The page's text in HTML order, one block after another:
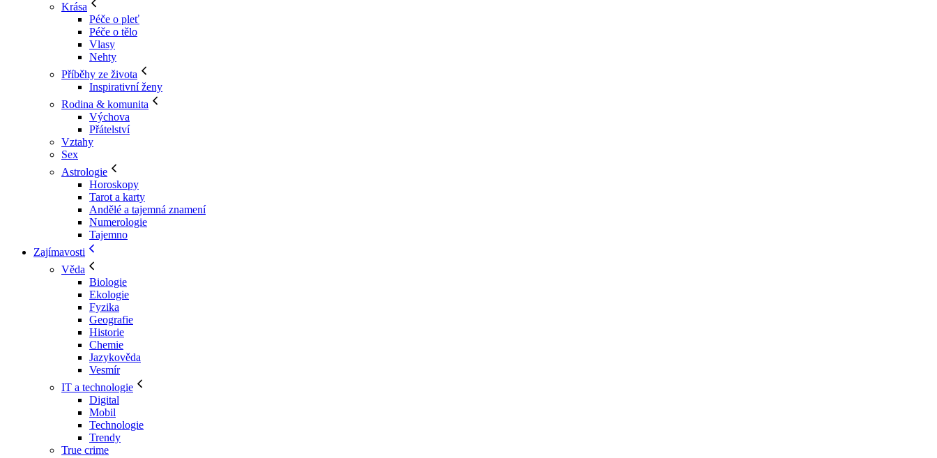
Krása
Péče o pleť
Péče o tělo
Vlasy
Nehty
Příběhy ze života
Inspirativní ženy
Rodina & komunita
Výchova
Přátelství
Vztahy
Sex
Astrologie
Horoskopy
Tarot a karty
Andělé a tajemná znamení
Numerologie
Tajemno
Zajímavosti
Věda
Biologie
Ekologie
Fyzika
Geografie
Historie
Chemie
Jazykověda
Vesmír
IT a technologie
Digital
Mobil
Technologie
Trendy
True crime